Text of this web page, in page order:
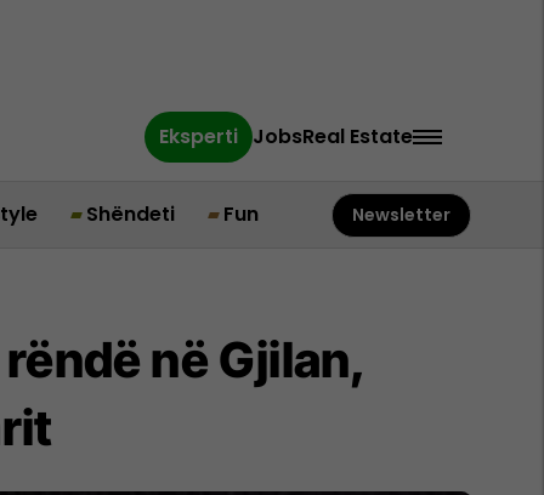
Eksperti JobsReal Estate
Shëndeti Fun Newsletter
në Gjilan,